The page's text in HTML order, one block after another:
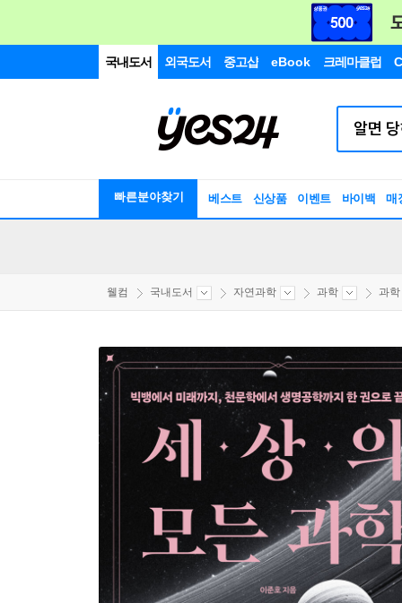
국내도서 외국도서 중고샵 eBook 크레마클럽
빠른분야찾기 베스트 신상품 이벤트 바이백 매
웰컴 국내도서 자연과학 과학 과